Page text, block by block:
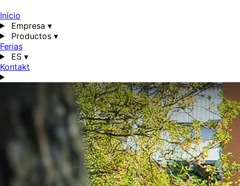
Inicio
Empresa ▾
Productos ▾
Ferias
ES ▾
Kontakt